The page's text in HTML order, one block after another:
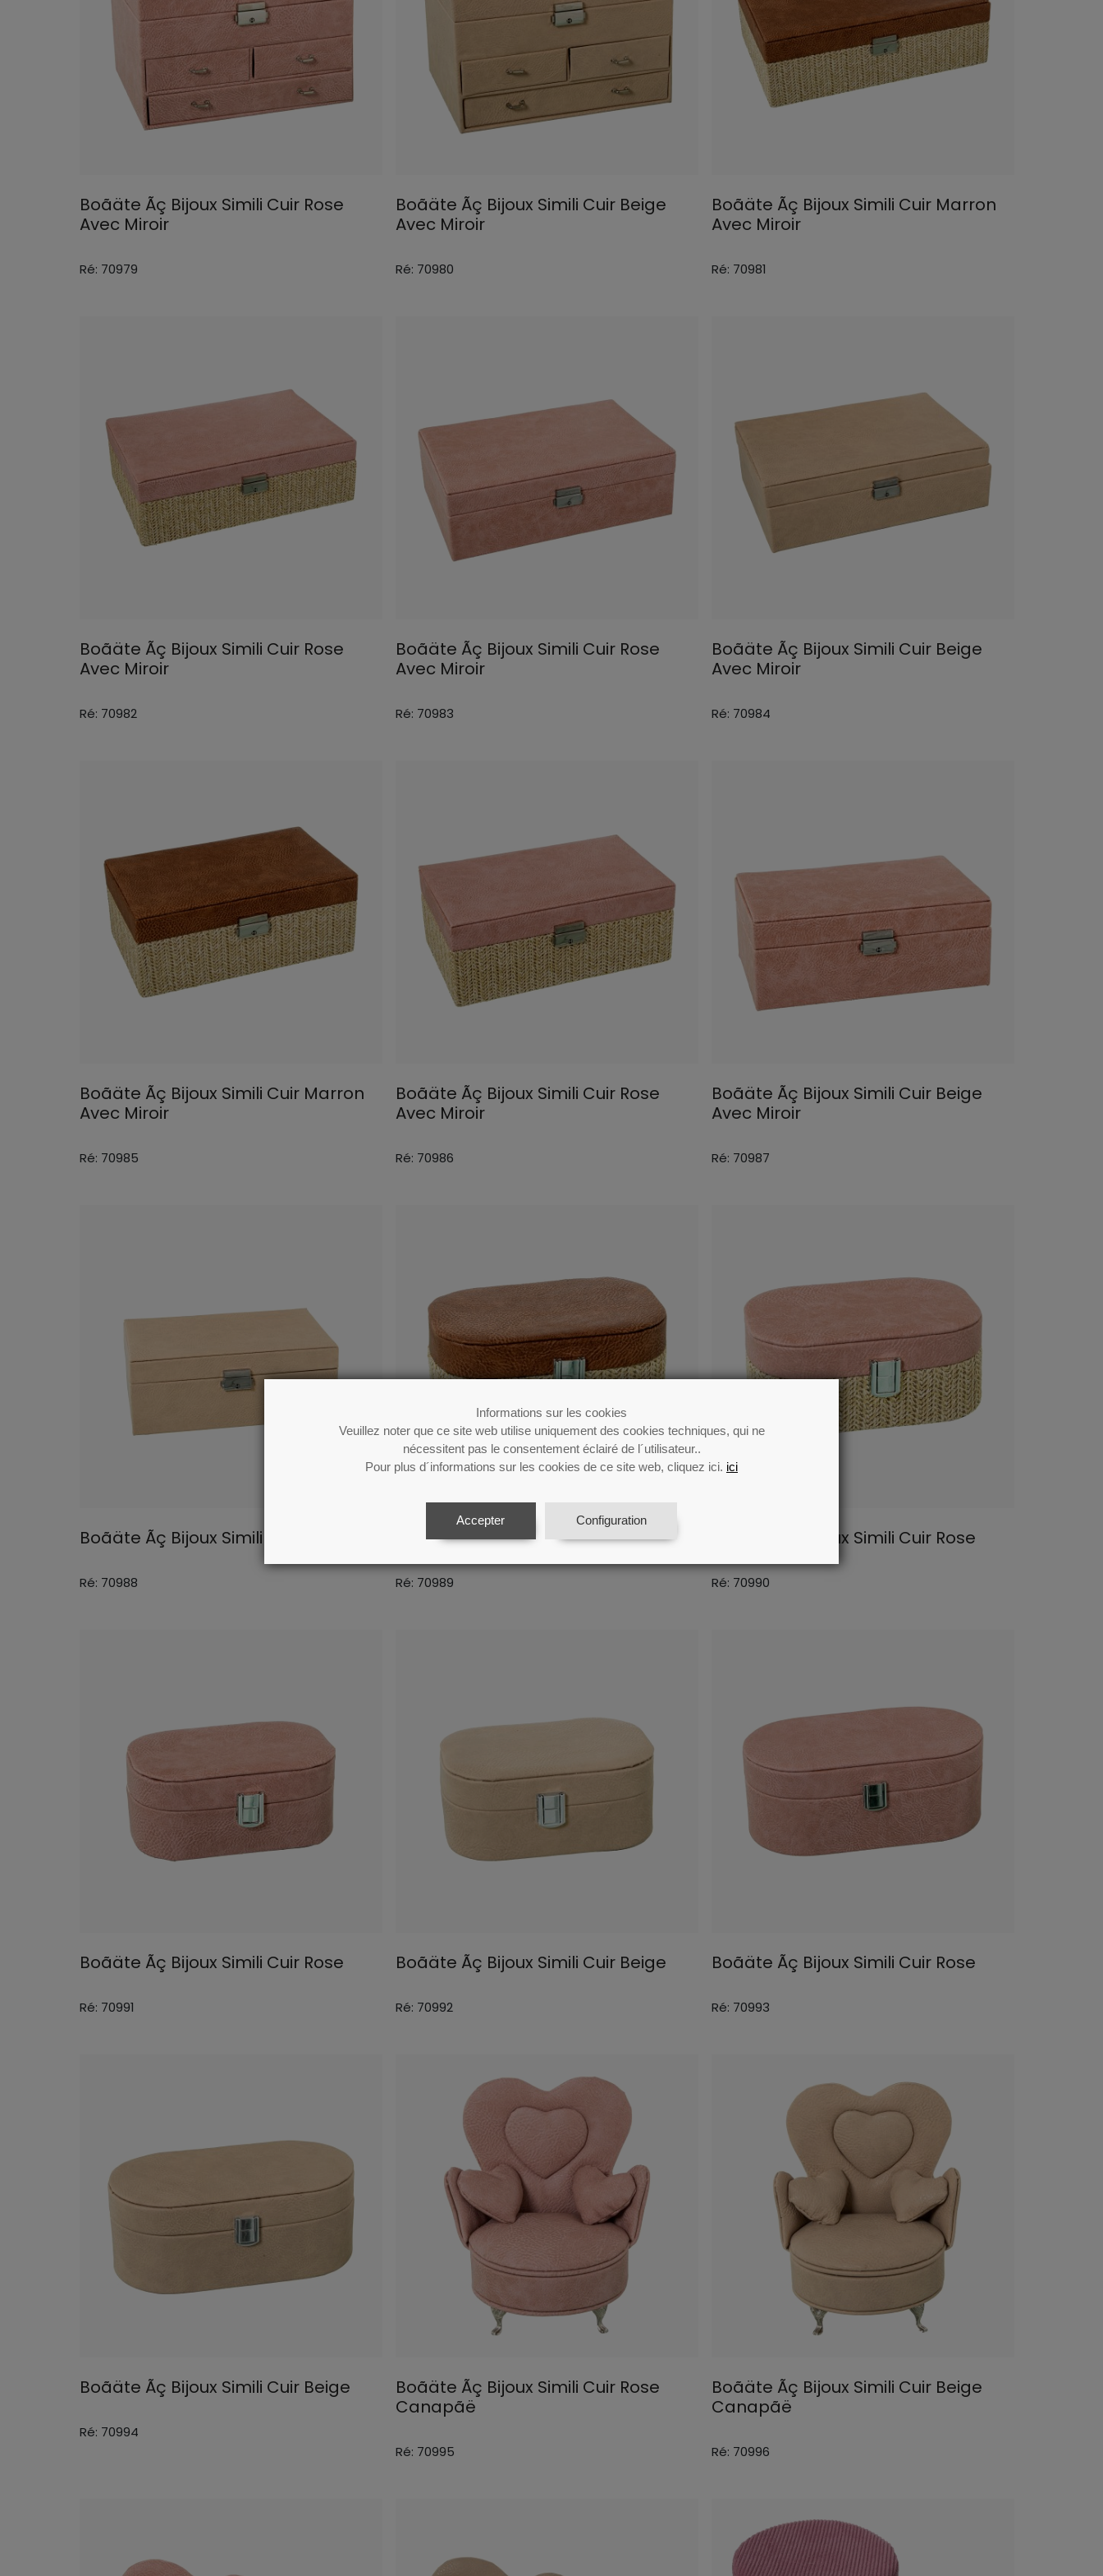
Informations sur les cookies
Veuillez noter que ce site web utilise uniquement des cookies techniques, qui ne
nécessitent pas le consentement éclairé de l´utilisateur..
Pour plus d´informations sur les cookies de ce site web, cliquez ici. ici
Accepter Configuration
Boãäte Ãç Bijoux Simili Cuir Rose
Avec Miroir
Ré: 70979
Boãäte Ãç Bijoux Simili Cuir Beige
Avec Miroir
Ré: 70980
Boãäte Ãç Bijoux Simili Cuir Marron
Avec Miroir
Ré: 70981
Boãäte Ãç Bijoux Simili Cuir Rose
Avec Miroir
Ré: 70982
Boãäte Ãç Bijoux Simili Cuir Rose
Avec Miroir
Ré: 70983
Boãäte Ãç Bijoux Simili Cuir Beige
Avec Miroir
Ré: 70984
Boãäte Ãç Bijoux Simili Cuir Marron
Avec Miroir
Ré: 70985
Boãäte Ãç Bijoux Simili Cuir Rose
Avec Miroir
Ré: 70986
Boãäte Ãç Bijoux Simili Cuir Beige
Avec Miroir
Ré: 70987
Boãäte Ãç Bijoux Simili Cuir Rose
Ré: 70988
Boãäte Ãç Bijoux Simili Cuir Beige
Ré: 70989
Boãäte Ãç Bijoux Simili Cuir Rose
Ré: 70990
Boãäte Ãç Bijoux Simili Cuir Rose
Ré: 70991
Boãäte Ãç Bijoux Simili Cuir Beige
Ré: 70992
Boãäte Ãç Bijoux Simili Cuir Rose
Ré: 70993
Boãäte Ãç Bijoux Simili Cuir Beige
Ré: 70994
Boãäte Ãç Bijoux Simili Cuir Rose
Canapãë
Ré: 70995
Boãäte Ãç Bijoux Simili Cuir Beige
Canapãë
Ré: 70996